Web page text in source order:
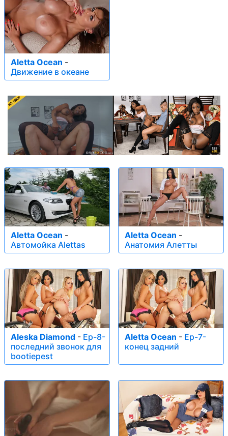
Aletta Ocean -
Движение в океане
Aletta Ocean -
Автомойка Alettas
Aletta Ocean -
Анатомия Алетты
Aleska Diamond - Ep-8-
последний звонок для
bootiepest
Aletta Ocean - Ep-7-
конец задний